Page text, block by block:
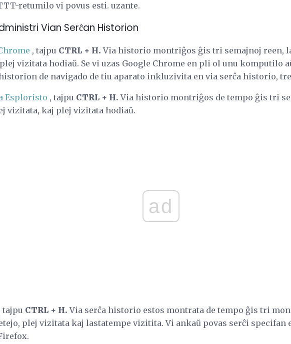
retumilo vi povus esti. uzante.
Vian Serĉan Historion
, tajpu CTRL + H. Via historio montriĝos ĝis tri semajnoj reen,
vizitata hodiaŭ. Se vi uzas Google Chrome en pli ol unu komputilo
de navigado de tiu aparato inkluzivita en via serĉa historio,
Esploristo , tajpu CTRL + H. Via historio montriĝos de tempo ĝis tri
vizitata, kaj plej vizitata hodiaŭ.
ad
tajpu CTRL + H. Via serĉa historio estos montrata de tempo ĝis tri
plej vizitata kaj lastatempe vizitita. Vi ankaŭ povas serĉi specifan